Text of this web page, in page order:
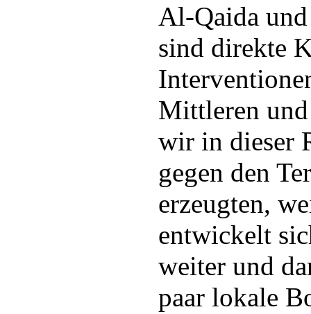
Al-Qaida
sind direkte
Mittleren und
wir in dieser
gegen den
erzeugten,
entwickelt
weiter und
paar lokale